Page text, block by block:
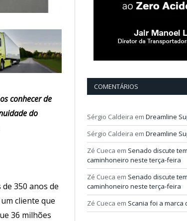
conhecer de
do
350 anos de
cliente que
36 milhões
COMENTÁRIOS
Sérgio Caldeira em Dreamline
Sérgio Caldeira em Dreamline
Zé Cueca em Senado discute
caminhoneiro neste terça-feira
Zé Cueca em Senado discute
caminhoneiro neste terça-feira
Zé Cueca em Scania foi a marca